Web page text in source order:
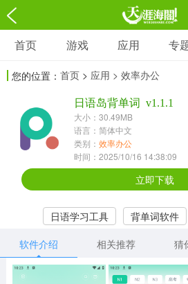
游戏
3697款应用
1597款应用
休闲益智
13387款应用
2196款应用
1072款应用
418款应用
音乐舞蹈
2716款应用
首页 游戏 应用 专
您的位置： 首页 > 应用 > 效率办公
日语岛背单词 v1.1.1
大小：30.49MB
语言：简体中文
类别： 效率办公
时间：2025/10/16 14:38:09
立即下载
日语学习工具 背单词软件
软件介绍
相关推荐 猜